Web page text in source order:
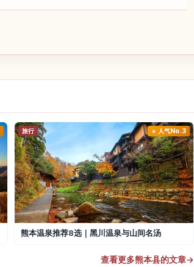
旅行 人气No.3
熊本温泉推荐8选｜黑川温泉与山间名汤
查看更多熊本县的文章→